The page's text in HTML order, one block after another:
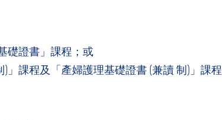
礎證書」課程；或
)」課程及「產婦護理基礎證書 (兼讀 制)」課程